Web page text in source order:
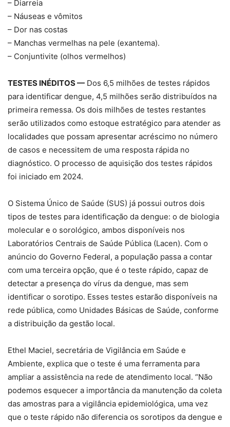
– Diarreia
– Náuseas e vômitos
– Dor nas costas
– Manchas vermelhas na pele (exantema).
– Conjuntivite (olhos vermelhos)
TESTES INÉDITOS — Dos 6,5 milhões de testes rápidos
para identificar dengue, 4,5 milhões serão distribuídos na
primeira remessa. Os dois milhões de testes restantes
serão utilizados como estoque estratégico para atender as
localidades que possam apresentar acréscimo no número
de casos e necessitem de uma resposta rápida no
diagnóstico. O processo de aquisição dos testes rápidos
foi iniciado em 2024.
O Sistema Único de Saúde (SUS) já possui outros dois
tipos de testes para identificação da dengue: o de biologia
molecular e o sorológico, ambos disponíveis nos
Laboratórios Centrais de Saúde Pública (Lacen). Com o
anúncio do Governo Federal, a população passa a contar
com uma terceira opção, que é o teste rápido, capaz de
detectar a presença do vírus da dengue, mas sem
identificar o sorotipo. Esses testes estarão disponíveis na
rede pública, como Unidades Básicas de Saúde, conforme
a distribuição da gestão local.
Ethel Maciel, secretária de Vigilância em Saúde e
Ambiente, explica que o teste é uma ferramenta para
ampliar a assistência na rede de atendimento local. “Não
podemos esquecer a importância da manutenção da coleta
das amostras para a vigilância epidemiológica, uma vez
que o teste rápido não diferencia os sorotipos da dengue e